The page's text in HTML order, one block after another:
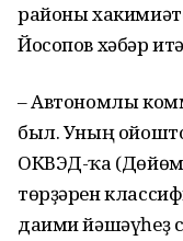
районы
Йосопов хәбәр
– Автономлы
был. Уның
ОКВЭД-ҡа (Дөйөм
төрҙәрен
даими йәшәүһеҙ